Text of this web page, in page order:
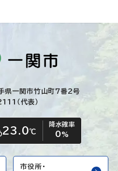
一関市竹山町7番2号
（代表）
天気
々くもり
23.0℃
降水確率
0%
市役所・